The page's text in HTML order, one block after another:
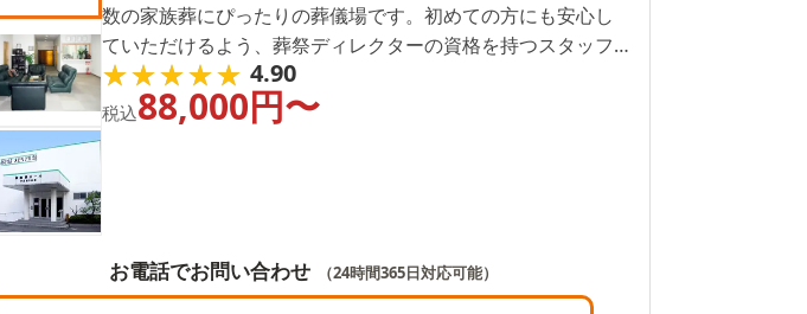
数の家族葬にぴったりの葬儀場です。初めての方にも安心し
ていただけるよう、葬祭ディレクターの資格を持つスタッフ
が葬儀の流れや費用など、丁寧に1つずつご説明いたします。
空き状況の確認なども24時間365日可能です。
★★★★★
★★★★★ 4.90
税込88,000円〜
お電話でお問い合わせ （24時間365日対応可能）